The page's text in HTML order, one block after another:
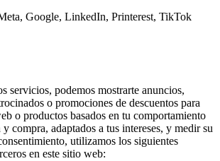
Google, LinkedIn, Printerest, TikTok
servicios, podemos mostrarte anuncios,
o promociones de descuentos para
o productos basados en tu comportamiento
compra, adaptados a tus intereses, y medir su
utilizamos los siguientes
en este sitio web: